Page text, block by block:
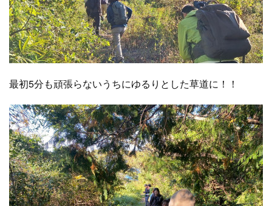
最初5分も頑張らないうちにゆるりとした草道に！！